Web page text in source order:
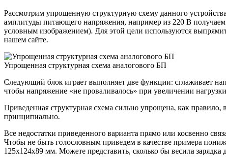
Рассмотрим упрощенную структурную схему данного
амплитуды питающего напряжения, например из 220 В
условным изображением). Для этой цели используются
нашем сайте.
Упрощенная структурная схема аналогового БП
Следующий блок играет выполняет две функции: сглаживает
чтобы напряжение «не проваливалось» при увеличении
Приведенная структурная схема сильно упрощена, как
принципиально.
Все недостатки приведенного варианта прямо или косвенно
Чтобы не быть голословным приведем в качестве примера
125х124х89 мм. Можете представить, сколько бы весила зарядка